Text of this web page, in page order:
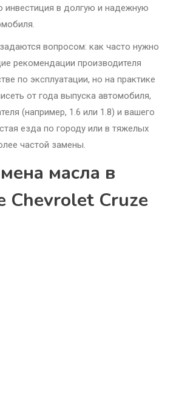
инвестиция в долгую и надежную
вопросом: как часто нужно
рекомендации производителя
по эксплуатации, но на практике
от года выпуска автомобиля,
(например, 1.6 или 1.8) и вашего
езда по городу или в тяжелых
частой замены.
масла в
Chevrolet Cruze